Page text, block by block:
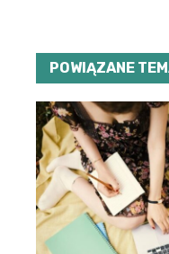
POWIĄZANE